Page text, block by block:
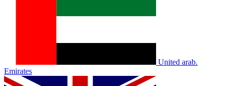
United arab.
Emirates